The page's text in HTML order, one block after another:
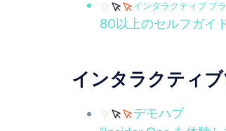
インタラクティブ プ
80以上のセルフガイ
インタラクティ
デモハブ